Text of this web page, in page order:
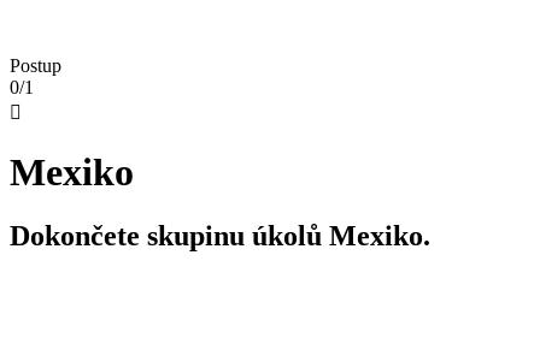
Postup
0/1

Mexiko
Dokončete skupinu úkolů Mexiko.